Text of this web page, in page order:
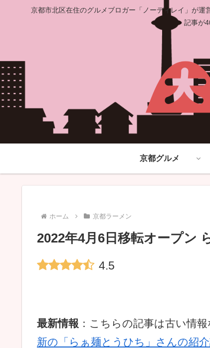
京都市北区在住のグルメブロガー「ノーディレイ」が
記事が
京都グルメ
ホーム 京都ラーメン
2022年4月6日移転オープン
4.5
最新情報 ：こちらの記事は古い情
新の「らぁ麺とうひち」さんの紹